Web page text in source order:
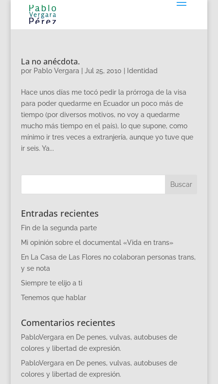
La no anécdota.
por Pablo Vergara Jul 25, 2010 Identidad
Hace unos días me tocó pedir la prórroga de la visa
para poder quedarme en Ecuador un poco más de
tiempo (por diversos motivos, no voy a quedarme
mucho más tiempo en el país), lo que supone, como
mínimo ir tres veces a extranjería, aunque yo tuve que
ir seis. Ya...
Entradas recientes
Fin de la segunda parte
Mi opinión sobre el documental «Vida en trans»
En La Casa de Las Flores no colaboran personas trans,
y se nota
Siempre te elijo a ti
Tenemos que hablar
Comentarios recientes
PabloVergara en De penes, vulvas, autobuses de
colores y libertad de expresión.
PabloVergara en De penes, vulvas, autobuses de
colores y libertad de expresión.